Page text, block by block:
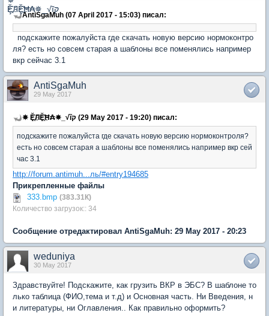
AntiSgaMuh (07 April 2017 - 15:03) писал:
подскажите пожалуйста где скачать новую версию нормоконтро
ля? есть но совсем старая а шаблоны все поменялись например
вкр сейчас 3.1
AntiSgaMuh
29 May 2017
✵ Ḝ҈ЛḜ҈Ħ₳✵_√ĩקּ (29 May 2017 - 19:20) писал:
подскажите пожалуйста где скачать новую версию нормоконтроля?
есть но совсем старая а шаблоны все поменялись например вкр сей
час 3.1
http://forum.antimuh...ль/#entry194685
Прикрепленные файлы
333.bmp (383.31К)
Количество загрузок:: 34
Сообщение отредактировал AntiSgaMuh: 29 May 2017 - 20:23
weduniya
30 May 2017
Здравствуйте! Подскажите, как грузить ВКР в ЭБС? В шаблоне то
лько таблица (ФИО,тема и т.д) и Основная часть. Ни Введения, н
и литературы, ни Оглавления.. Как правильно оформить?